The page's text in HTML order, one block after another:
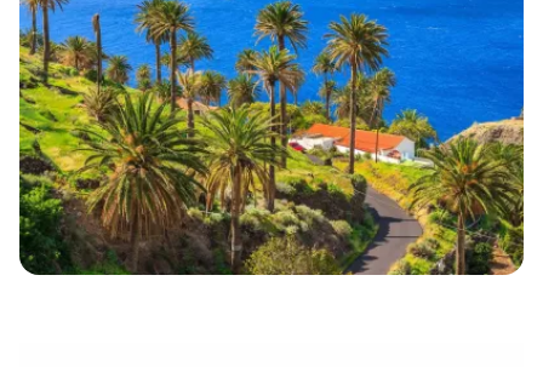
Pokračovať s e-mailom